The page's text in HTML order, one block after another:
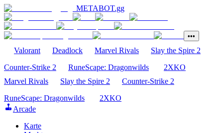
METABOT.gg
•••
Valorant Deadlock Marvel Rivals
Slay the Spire 2
Counter-Strike 2
RuneScape: Dragonwilds
2XKO
Marvel Rivals
Slay the Spire 2
Counter-Strike 2
RuneScape: Dragonwilds
2XKO
Arcade
Karte